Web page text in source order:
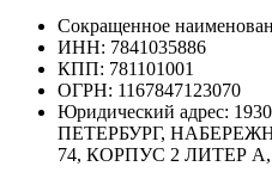
Сокращенное
ИНН: 7841035886
КПП: 781101001
ОГРН: 1167847123070
Юридический адрес:
ПЕТЕРБУРГ,
74, КОРПУС 2 ЛИТЕР